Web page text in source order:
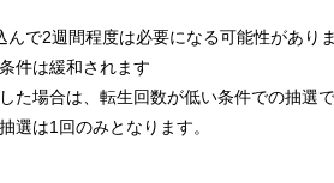
で2週間程度は必要になる可能性があり
件は緩和されます
場合は、転生回数が低い条件での抽選で
選は1回のみとなります。